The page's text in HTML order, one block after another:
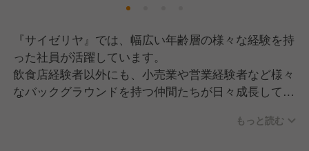
『サイゼリヤ』では、幅広い年齢層の様々な経験を持
った社員が活躍しています。
飲食店経験者以外にも、小売業や営業経験者など様々
なバックグラウンドを持つ仲間たちが日々成長してい
もっと読む